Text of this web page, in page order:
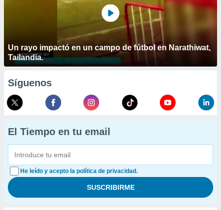
Un rayo impactó en un campo de fútbol en Narathiwat,
Tailandia.
Síguenos
El Tiempo en tu email
He leído y acepto la política de privacidad.